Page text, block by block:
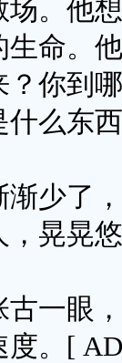
他想
生命。
你到
么东
少了，
晃悠
眼，
度。[